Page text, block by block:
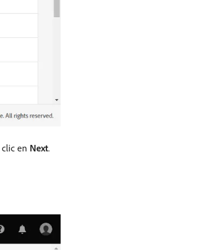
en Next.